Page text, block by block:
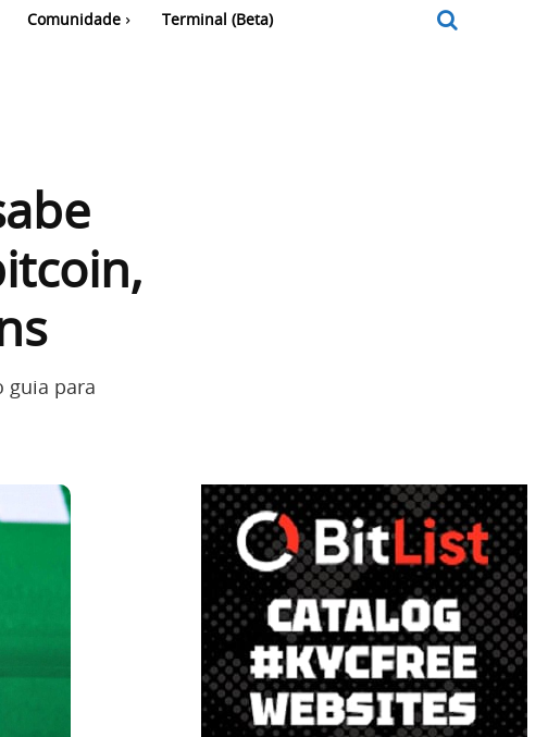
Comunidade Terminal (Beta)
guia para